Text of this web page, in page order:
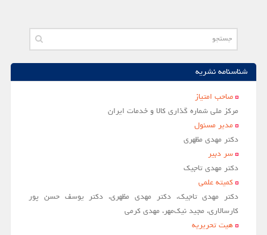
جستجو پیشرفته
راهنمای نویسندگان
نحوه ارسال مقاله
اطلاعات نشریه
درباره نشریه
اخبار و اعلانات
پیوندهای مفید
شناسنامه نشریه
صاحب امتياز
مركز ملي شماره گذاري كالا و خدمات ايران
مدير مسئول
دکتر مهدی مظهری
سر دبير
دکتر مهدی تاجیک
کمیته علمی
دکتر مهدی تاجیک، دکتر مهدی مظهری، دکتر یوسف حسن پور
کارسالاری، مجید نیک‌مهر، مهدی کرمی
هیت تحریریه